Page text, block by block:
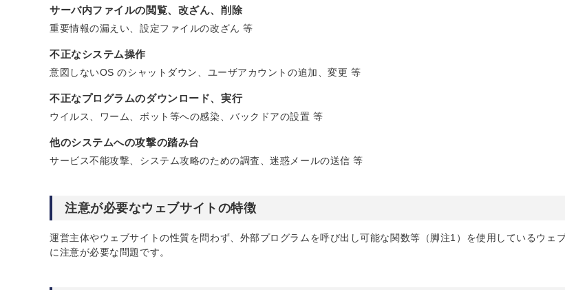
サーバ内ファイルの閲覧、改ざん、削除
重要情報の漏えい、設定ファイルの改ざん 等
不正なシステム操作
意図しないOS のシャットダウン、ユーザアカウントの追加、変更 等
不正なプログラムのダウンロード、実行
ウイルス、ワーム、ボット等への感染、バックドアの設置 等
他のシステムへの攻撃の踏み台
サービス不能攻撃、システム攻略のための調査、迷惑メールの送信 等
注意が必要なウェブサイトの特徴
運営主体やウェブサイトの性質を問わず、外部プログラムを呼び出し可能な関数等（脚注1）を使用しているウェ
に注意が必要な問題です。